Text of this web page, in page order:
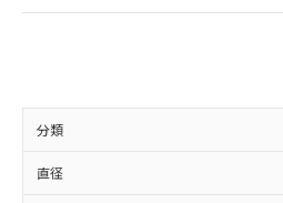
分類
直径